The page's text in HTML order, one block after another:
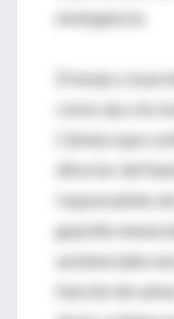
emergencia.
El enojo y la
como ojo a la
Cámara que
director del
responsables
guardia
asistenciales
función de